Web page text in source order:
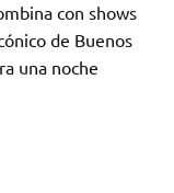
con shows
de Buenos
una noche